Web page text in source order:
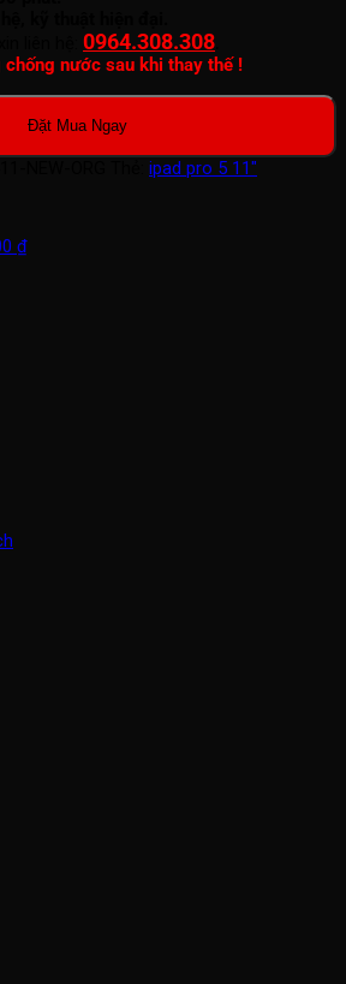
0964.308.308
chống nước sau khi thay thế !
Đặt Mua Ngay
ipad pro 5 11"
₫